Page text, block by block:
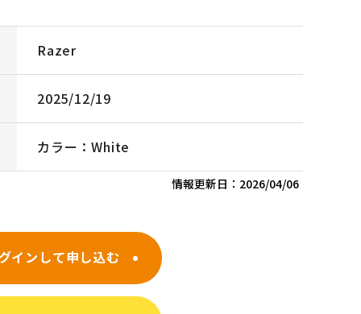
Razer
2025/12/19
カラー：White
情報更新日： 2026/04/06
インして申し込む